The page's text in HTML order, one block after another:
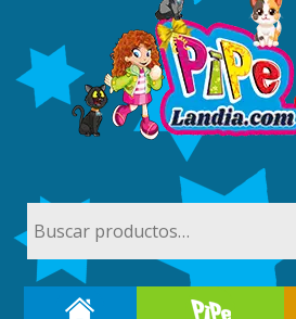
por: